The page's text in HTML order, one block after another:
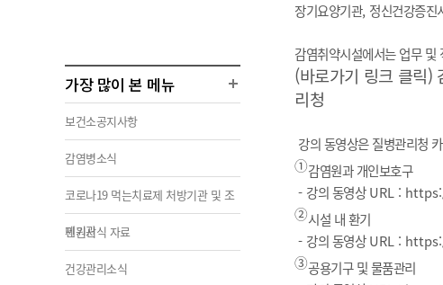
가장 많이 본 메뉴
보건소공지사항
감염병소식
코로나19 먹는치료제 처방기관 및 조
제기관
민원서식 자료
건강관리소식
장기요양기관, 정신건강증진
감염취약시설에서는 업무 및
(바로가기 링크 클릭)
리청
강의 동영상은 질병관리청
①감염원과 개인보호구
- 강의 동영상URL :
②시설 내 환기
- 강의 동영상URL :
③공용기구 및 물품관리